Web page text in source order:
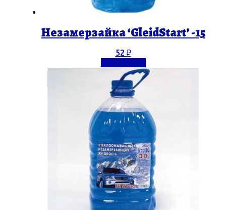
Незамерзайка ‘GleidStart’ -15
52 ₽